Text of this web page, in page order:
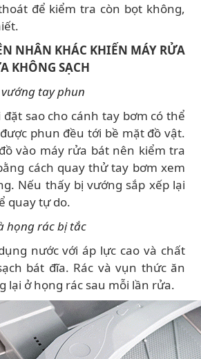
để kiểm tra còn bọt không,
NHÂN KHÁC KHIẾN MÁY RỬA
KHÔNG SẠCH
tay phun
đặt sao cho cánh tay bơm có thể
phun đều tới bề mặt đồ vật.
vào máy rửa bát nên kiểm tra
cách quay thử tay bơm xem
Nếu thấy bị vướng sắp xếp lại
quay tự do.
họng rác bị tắc
nước với áp lực cao và chất
bát đĩa. Rác và vụn thức ăn
lại ở họng rác sau mỗi lần rửa.